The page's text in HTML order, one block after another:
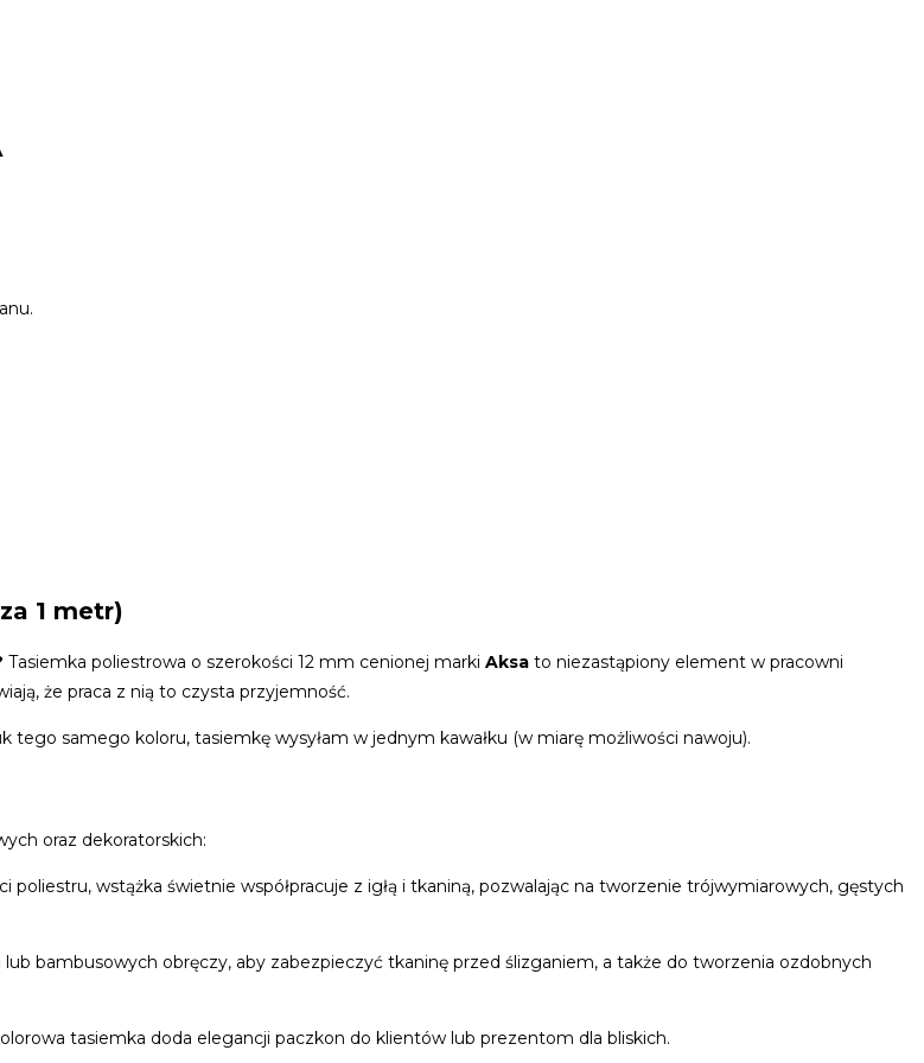
1 metr)
Tasiemka poliestrowa o szerokości 12 mm cenionej marki Aksa to niezastąpiony element w pracowni
że praca z nią to czysta przyjemność.
tego samego koloru, tasiemkę wysyłam w jednym kawałku (w miarę możliwości nawoju).
oraz dekoratorskich:
poliestru, wstążka świetnie współpracuje z igłą i tkaniną, pozwalając na tworzenie trójwymiarowych, gęstych
bambusowych obręczy, aby zabezpieczyć tkaninę przed ślizganiem, a także do tworzenia ozdobnych
tasiemka doda elegancji paczkon do klientów lub prezentom dla bliskich.